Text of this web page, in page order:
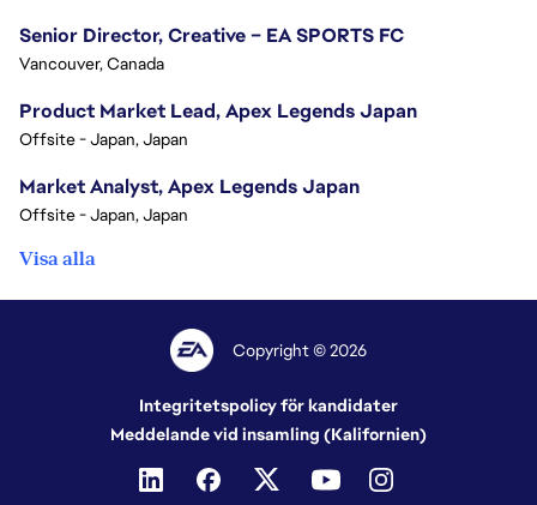
Senior Director, Creative – EA SPORTS FC
Vancouver, Canada
Product Market Lead, Apex Legends Japan
Offsite - Japan, Japan
Market Analyst, Apex Legends Japan
Offsite - Japan, Japan
Visa alla
Copyright © 2026
Integritetspolicy för kandidater
Meddelande vid insamling (Kalifornien)